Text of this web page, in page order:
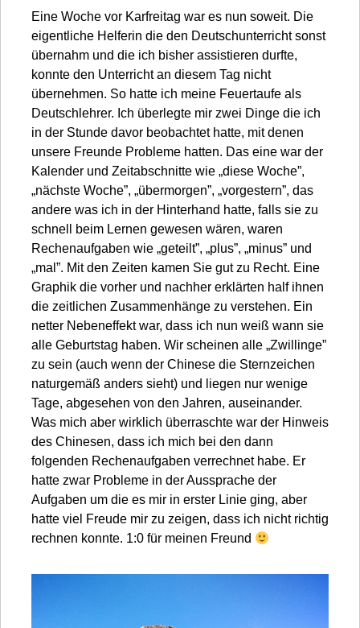
Eine Woche vor Karfreitag war es nun soweit. Die
eigentliche Helferin die den Deutschunterricht sonst
übernahm und die ich bisher assistieren durfte,
konnte den Unterricht an diesem Tag nicht
übernehmen. So hatte ich meine Feuertaufe als
Deutschlehrer. Ich überlegte mir zwei Dinge die ich
in der Stunde davor beobachtet hatte, mit denen
unsere Freunde Probleme hatten. Das eine war der
Kalender und Zeitabschnitte wie „diese Woche”,
„nächste Woche”, „übermorgen”, „vorgestern”, das
andere was ich in der Hinterhand hatte, falls sie zu
schnell beim Lernen gewesen wären, waren
Rechenaufgaben wie „geteilt”, „plus”, „minus” und
„mal”. Mit den Zeiten kamen Sie gut zu Recht. Eine
Graphik die vorher und nachher erklärten half ihnen
die zeitlichen Zusammenhänge zu verstehen. Ein
netter Nebeneffekt war, dass ich nun weiß wann sie
alle Geburtstag haben. Wir scheinen alle „Zwillinge”
zu sein (auch wenn der Chinese die Sternzeichen
naturgemäß anders sieht) und liegen nur wenige
Tage, abgesehen von den Jahren, auseinander.
Was mich aber wirklich überraschte war der Hinweis
des Chinesen, dass ich mich bei den dann
folgenden Rechenaufgaben verrechnet habe. Er
hatte zwar Probleme in der Aussprache der
Aufgaben um die es mir in erster Linie ging, aber
hatte viel Freude mir zu zeigen, dass ich nicht richtig
rechnen konnte. 1:0 für meinen Freund